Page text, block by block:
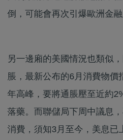
倒，可能會再次引爆歐洲金融
另一邊廂的美國情況也類似
脹，最新公布的6月消費物價
年高峰，要將通脹壓至近約
落藥。而聯儲局下周中議息
消費，須知3月至今，美息已